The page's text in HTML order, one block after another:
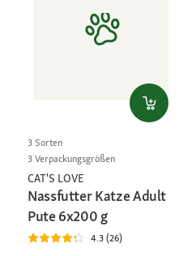
3 Sorten
3 Verpackungsgrößen
CAT'S LOVE
Nassfutter Katze Adult
Pute 6x200 g
4.3 (26)